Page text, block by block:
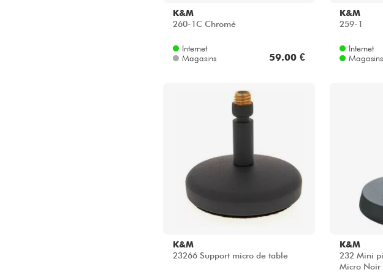
K&M
260-1C Chromé
Internet
Magasins
59.00 €
K&M
259-1
Internet
Magasins
K&M
23266 Support micro de table
K&M
232 Mini
Micro Noir